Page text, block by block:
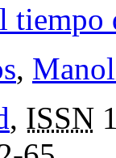
tiempo
,
, ISSN